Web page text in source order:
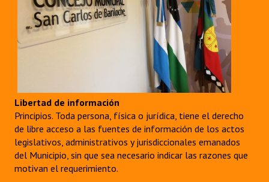
Libertad de información
Principios. Toda persona, física o jurídica, tiene el derecho
de libre acceso a las fuentes de información de los actos
legislativos, administrativos y jurisdiccionales emanados
del Municipio, sin que sea necesario indicar las razones que
motivan el requerimiento.